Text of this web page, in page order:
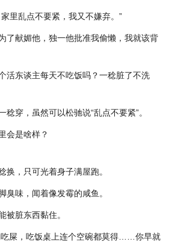
里乱点不要紧，我又不嫌弃。”
了献媚他，独一他批准我偷懒，我就该背
活东谈主每天不吃饭吗？一稔脏了不洗
穿，虽然可以松驰说“乱点不要紧”。
会是啥样？
换，只可光着身子满屋跑。
臭味，闻着像发霉的咸鱼。
被脏东西黏住。
屎，吃饭桌上连个空碗都莫得……你早就